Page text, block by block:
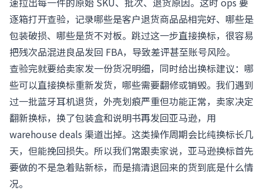
逐箱打开查验，记录哪些是客户退货商品品相完好、哪些是
包装破损、哪些是货不对板。跳过这一步直接换标，很容易
把残次品混进良品发回 FBA，导致差评甚至账号风险。
查验完就要给卖家发一份货况明细，同时给出换标建议：哪
些可以直接换标重新发货，哪些需要翻修或销毁。我们遇到
过一批蓝牙耳机退货，外壳划痕严重但功能正常，卖家决定
翻新换标，换了包装盒和说明书再发回亚马逊，用
warehouse deals 渠道出掉。这类操作周期会比纯换标长几
天，但能挽回损失。所以我们常跟卖家说，亚马逊换标首先
要做的不是急着贴新标，而是搞清退回来的货到底是什么情
况。